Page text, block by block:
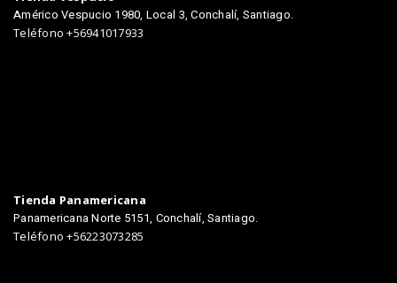
Américo Vespucio 1980, Local 3, Conchalí, Santiago.
Teléfono +56941017933
Tienda Panamericana
Panamericana Norte 5151, Conchalí, Santiago.
Teléfono +56223073285